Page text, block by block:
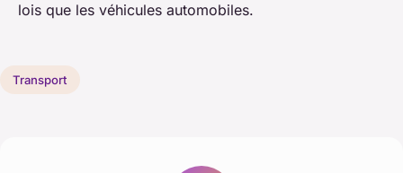
lois que les véhicules automobiles.
Transport